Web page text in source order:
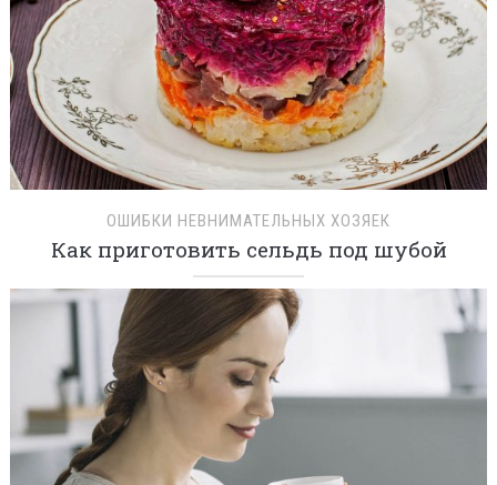
ОШИБКИ НЕВНИМАТЕЛЬНЫХ ХОЗЯЕК
Как приготовить сельдь под шубой